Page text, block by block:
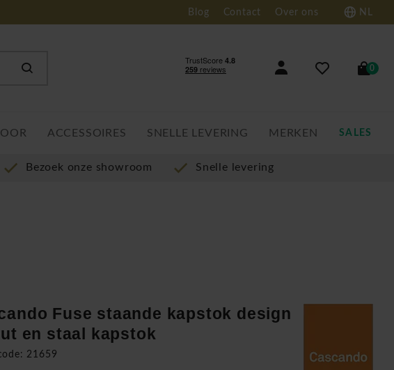
Blog Contact Over ons NL
0
ACCESSOIRES SNELLE LEVERING MERKEN SALES
Bezoek onze showroom Snelle levering
Fuse staande kapstok design
en staal kapstok
21659